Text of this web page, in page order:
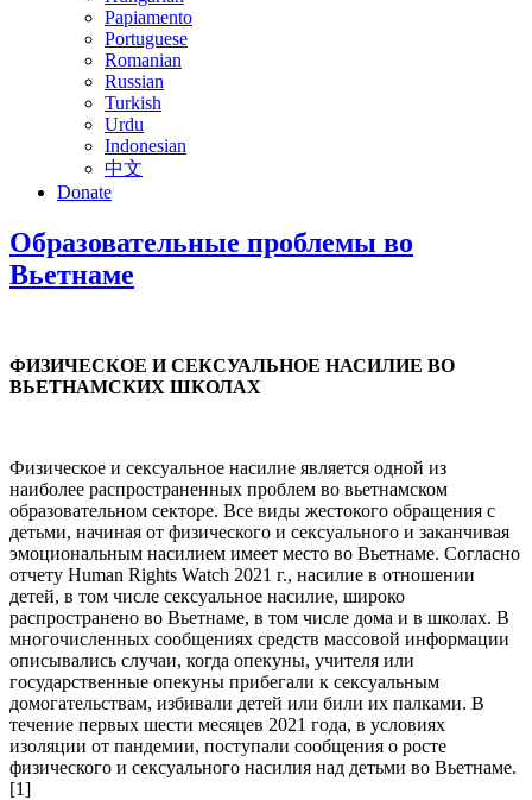
Papiamento
Portuguese
Romanian
Russian
Turkish
Urdu
Indonesian
中文
Donate
Образовательные проблемы во
Вьетнаме
ФИЗИЧЕСКОЕ И СЕКСУАЛЬНОЕ НАСИЛИЕ ВО
ВЬЕТНАМСКИХ ШКОЛАХ
Физическое и сексуальное насилие является одной из
наиболее распространенных проблем во вьетнамском
образовательном секторе. Все виды жестокого обращения с
детьми, начиная от физического и сексуального и заканчивая
эмоциональным насилием имеет место во Вьетнаме. Согласно
отчету Human Rights Watch 2021 г., насилие в отношении
детей, в том числе сексуальное насилие, широко
распространено во Вьетнаме, в том числе дома и в школах. В
многочисленных сообщениях средств массовой информации
описывались случаи, когда опекуны, учителя или
государственные опекуны прибегали к сексуальным
домогательствам, избивали детей или били их палками. В
течение первых шести месяцев 2021 года, в условиях
изоляции от пандемии, поступали сообщения о росте
физического и сексуального насилия над детьми во Вьетнаме.
[1]